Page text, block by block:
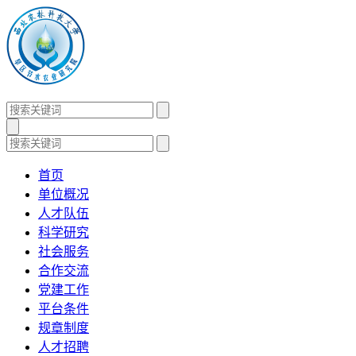
首页
单位概况
人才队伍
科学研究
社会服务
合作交流
党建工作
平台条件
规章制度
人才招聘